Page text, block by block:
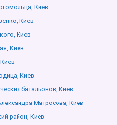
Киев
Киев
Киев
Киев
Киев
батальонов, Киев
Матросова, Киев
район, Киев